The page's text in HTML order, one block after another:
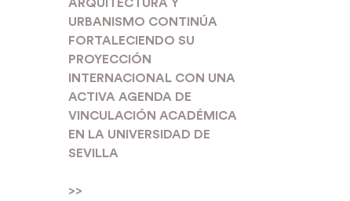
ARQUITECTURA Y
URBANISMO CONTINÚA
FORTALECIENDO SU
PROYECCIÓN
INTERNACIONAL CON UNA
ACTIVA AGENDA DE
VINCULACIÓN ACADÉMICA
EN LA UNIVERSIDAD DE
SEVILLA
>>